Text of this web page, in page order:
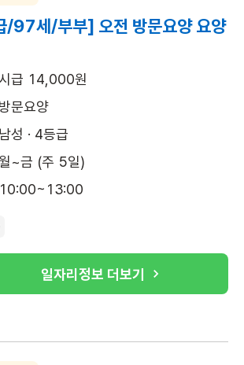
/97세/부부] 오전 방문요양 요양
급 14,000원
방문요양
남성 · 4등급
~금 (주 5일)
10:00~13:00
일자리정보 더보기